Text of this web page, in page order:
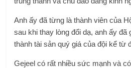
Anh ấy đã từng là thành viên của
sau khi thay lòng đổi dạ, anh ấy đã
thành tài sản quý giá của đội kể từ
Gejeel có rất nhiều sức mạnh và